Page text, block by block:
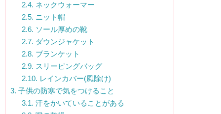
2.4. ネックウォーマー
2.5. ニット帽
2.6. ソール厚めの靴
2.7. ダウンジャケット
2.8. ブランケット
2.9. スリーピングバッグ
2.10. レインカバー(風除け)
3. 子供の防寒で気をつけること
3.1. 汗をかいていることがある